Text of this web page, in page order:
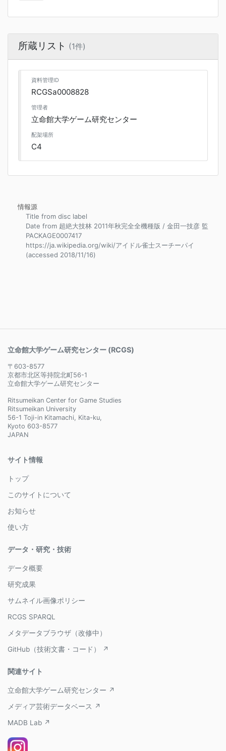
所蔵リスト (1件)
資料管理ID
RCGSa0008828
管理者
立命館大学ゲーム研究センター
配架場所
C4
情報源
Title from disc label
Date from 超絶大技林 2011年秋完全全機種版 / 金田一技彦 監
PACKAGE0007417
https://ja.wikipedia.org/wiki/アイドル雀士スーチーパイ
(accessed 2018/11/16)
立命館大学ゲーム研究センター (RCGS)
〒603-8577
京都市北区等持院北町56-1
立命館大学ゲーム研究センター
Ritsumeikan Center for Game Studies
Ritsumeikan University
56-1 Toji-in Kitamachi, Kita-ku,
Kyoto 603-8577
JAPAN
サイト情報
トップ
このサイトについて
お知らせ
使い方
データ・研究・技術
データ概要
研究成果
サムネイル画像ポリシー
RCGS SPARQL
メタデータブラウザ（改修中）
GitHub（技術文書・コード） ↗
関連サイト
立命館大学ゲーム研究センター ↗
メディア芸術データベース ↗
MADB Lab ↗